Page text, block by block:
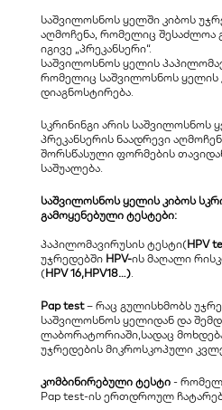
​საშვილოსნოს ყელში კიბოს
აღმოჩენა, რომელიც შესაძლოა
იგივე „პრეკანსერი“.
​საშვილოსნოს ყელის
რომელიც საშვილოსნოს ყელის
დიაგნოსტირება.
სკრინინგი არის საშვილოსნოს
პრეკანსერის ნაადრევი
შორსწასული ფორმების
საშუალება.
საშვილოსნოს ყელის კიბოს
გამოყენებული ტესტები:
​პაპილომავირუსის ტესტი(HPV
უჯრედებში HPV-ის მაღალი
(HPV 16,HPV18…).
Pap test – რაც გულისხმობს
საშვილოსნოს ყელიდან და
ლაბორატორიაში,სადაც
უჯრედების მიკროსკოპული
კომბინირებული ტესტი -
Pap test-ის ერთდროულ